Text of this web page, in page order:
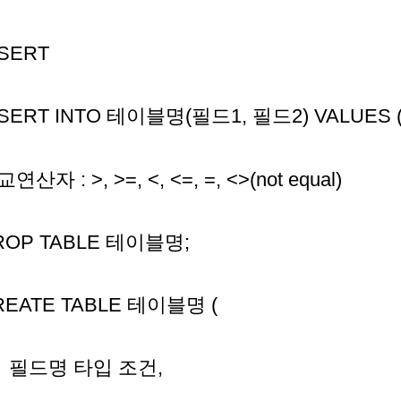
INTO 테이블명(필드1, 필드2) VALUES
연산자 : >, >=, <, <=, =, <>(not equal)
TABLE 테이블명;
TABLE 테이블명 (
드명 타입 조건,